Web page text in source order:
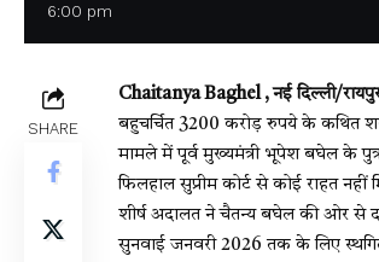
6:00 pm
SHARE
Chaitanya Baghel , नई दिल्ली/
बहुचर्चित 3200 करोड़ रुपये के कथित
मामले में पूर्व मुख्यमंत्री भूपेश बघेल के
फिलहाल सुप्रीम कोर्ट से कोई राहत नहीं
शीर्ष अदालत ने चैतन्य बघेल की ओर से
सुनवाई जनवरी 2026 तक के लिए